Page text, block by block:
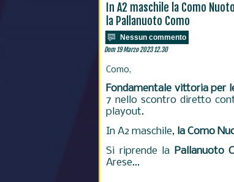
In A2 maschile la Como
la Pallanuoto Como
Nessun commento
Dom 19 Marzo 2023 12.30
Como,
Fondamentale vittoria per
7 nello scontro diretto
playout.
In A2 maschile, la Como
Si riprende la Pallanuoto
Arese...